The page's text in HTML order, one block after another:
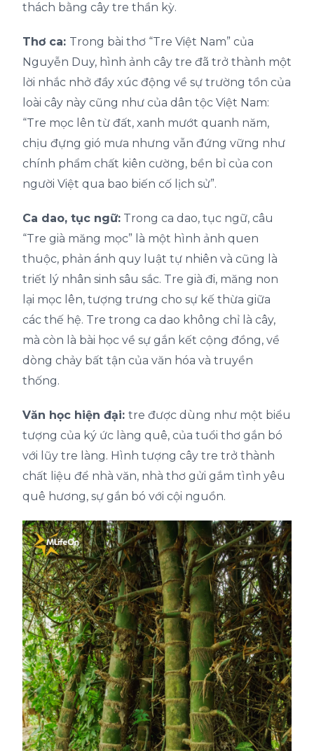
thách bằng cây tre thần kỳ.
Thơ ca: Trong bài thơ “Tre Việt Nam” của
Nguyễn Duy, hình ảnh cây tre đã trở thành một
lời nhắc nhở đầy xúc động về sự trường tồn của
loài cây này cũng như của dân tộc Việt Nam:
“Tre mọc lên từ đất, xanh mướt quanh năm,
chịu đựng gió mưa nhưng vẫn đứng vững như
chính phẩm chất kiên cường, bền bỉ của con
người Việt qua bao biến cố lịch sử”.
Ca dao, tục ngữ: Trong ca dao, tục ngữ, câu
“Tre già măng mọc” là một hình ảnh quen
thuộc, phản ánh quy luật tự nhiên và cũng là
triết lý nhân sinh sâu sắc. Tre già đi, măng non
lại mọc lên, tượng trưng cho sự kế thừa giữa
các thế hệ. Tre trong ca dao không chỉ là cây,
mà còn là bài học về sự gắn kết cộng đồng, về
dòng chảy bất tận của văn hóa và truyền
thống.
Văn học hiện đại: tre được dùng như một biểu
tượng của ký ức làng quê, của tuổi thơ gắn bó
với lũy tre làng. Hình tượng cây tre trở thành
chất liệu để nhà văn, nhà thơ gửi gắm tình yêu
quê hương, sự gắn bó với cội nguồn.